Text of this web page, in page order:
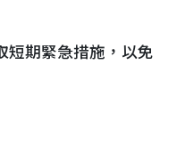
短期緊急措施，以免